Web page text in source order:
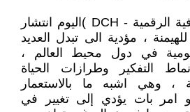
اذ تشمل (الهيمنة الثقافية الرقمية - DCH )اليوم انتشار
للهيمنة ، مؤدية الى تبدل العديد
في دول محيط العالم ،
التفكير وطرازات الحياة
، وهي اشبه ما بالاستعمار
امر بات يؤدي إلى تغيير في